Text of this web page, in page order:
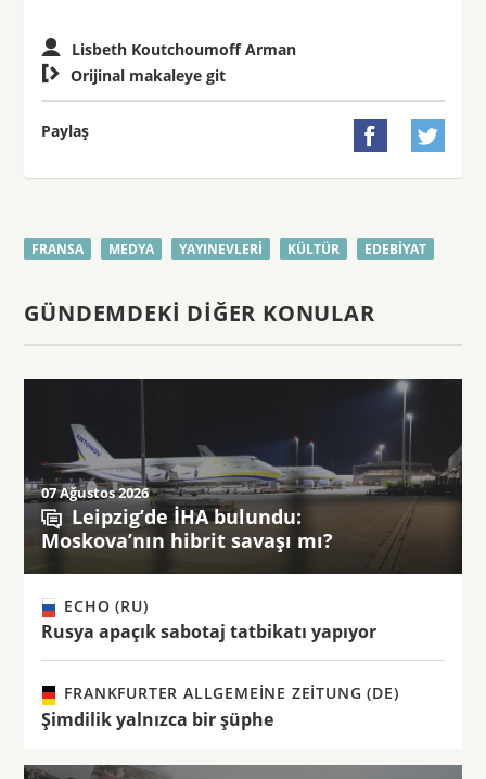
Lisbeth Koutchoumoff Arman
 Orijinal makaleye git
Paylaş  
FRANSA MEDYA YAYINEVLERI KÜLTÜR EDEBIYAT
GÜNDEMDEKI DIĞER KONULAR
07 Ağustos 2026
Leipzig’de İHA bulundu:
Moskova’nın hibrit savaşı mı?
ECHO (RU)
Rusya apaçık sabotaj tatbikatı yapıyor
FRANKFURTER ALLGEMEINE ZEITUNG (DE)
Şimdilik yalnızca bir şüphe